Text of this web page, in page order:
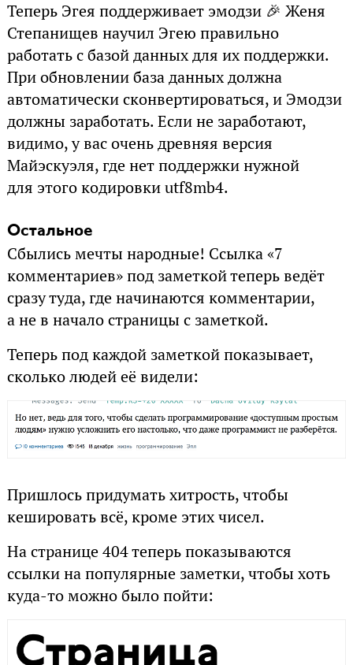
Теперь Эгея поддерживает эмодзи 🎉 Женя
Степанищев научил Эгею правильно
работать с базой данных для их поддержки.
При обновлении база данных должна
автоматически сконвертироваться, и Эмодзи
должны заработать. Если не заработают,
видимо, у вас очень древняя версия
Майэскуэля, где нет поддержки нужной
для этого кодировки utf8mb4.
Остальное
Сбылись мечты народные! Ссылка «7
комментариев» под заметкой теперь ведёт
сразу туда, где начинаются комментарии,
а не в начало страницы с заметкой.
Теперь под каждой заметкой показывает,
сколько людей её видели:
Пришлось придумать хитрость, чтобы
кешировать всё, кроме этих чисел.
На странице 404 теперь показываются
ссылки на популярные заметки, чтобы хоть
куда-то можно было пойти: